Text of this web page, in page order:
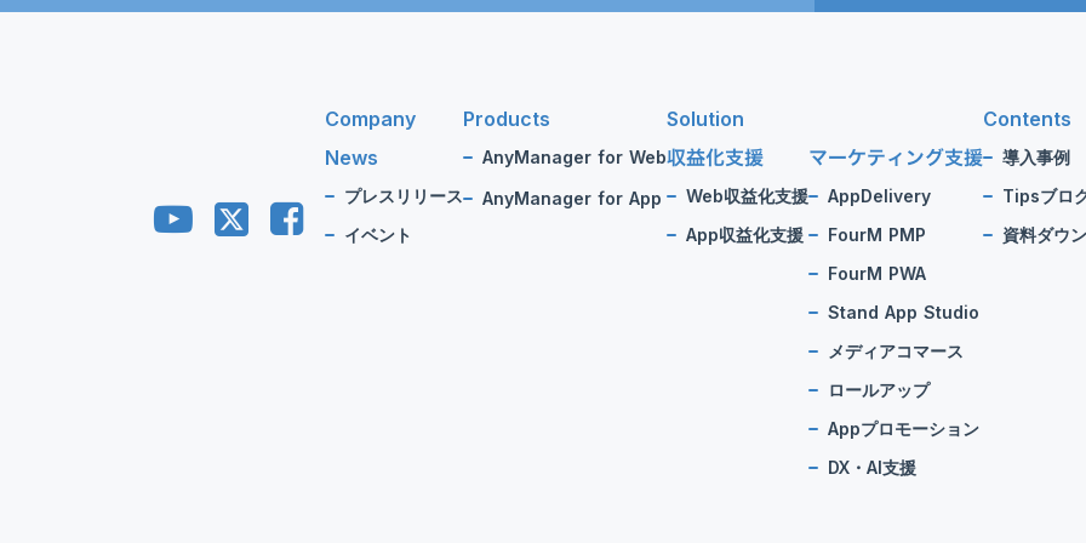
Company
News
プレスリリース
イベント
Products
AnyManager for Web
AnyManager for App
Solution
収益化支援
Web収益化支援
App収益化支援
マーケティング支援
AppDelivery
FourM PMP
FourM PWA
Stand App Studio
メディアコマース
ロールアップ
Appプロモーション
DX・AI支援
Contents
導入事例
Tipsブロ
資料ダウ